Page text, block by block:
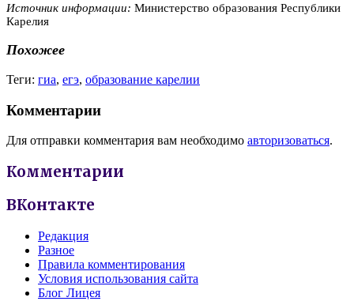
Источник информации: Министерство образования Республики
Карелия
Похожее
Теги: гиа, егэ, образование карелии
Комментарии
Для отправки комментария вам необходимо авторизоваться.
Комментарии
ВКонтакте
Редакция
Разное
Правила комментирования
Условия использования сайта
Блог Лицея